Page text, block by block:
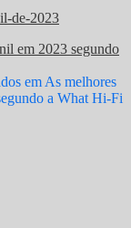
em 2023 segundo
em As melhores
a What Hi-Fi